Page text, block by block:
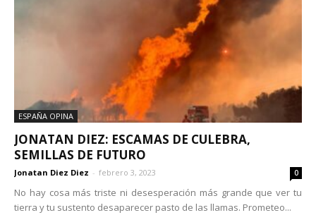
ESPAÑA OPINA
JONATAN DIEZ: ESCAMAS DE CULEBRA,
SEMILLAS DE FUTURO
Jonatan Diez Diez - febrero 3, 2023 0
No hay cosa más triste ni desesperación más grande que ver tu
tierra y tu sustento desaparecer pasto de las llamas. Prometeo...